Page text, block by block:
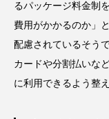
るパッケージ料金制
費用がかかるのか」
配慮されているそう
カードや分割払いな
に利用できるよう整